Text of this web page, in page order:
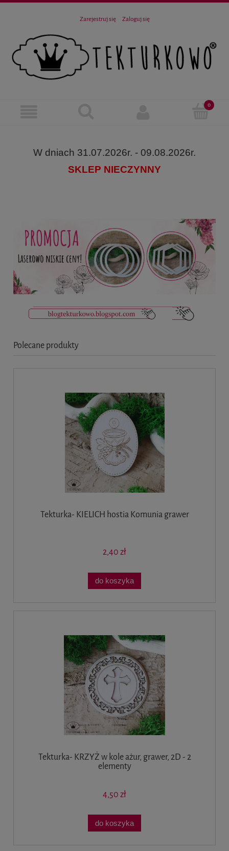
Zarejestruj się Zaloguj się
W dniach 31.07.2026r. - 09.08.2026r.
SKLEP NIECZYNNY
Polecane produkty
Tekturka- KIELICH hostia Komunia grawer
2,40 zł
do koszyka
Tekturka- KRZYŻ w kole ażur, grawer, 2D - 2
elementy
4,50 zł
do koszyka